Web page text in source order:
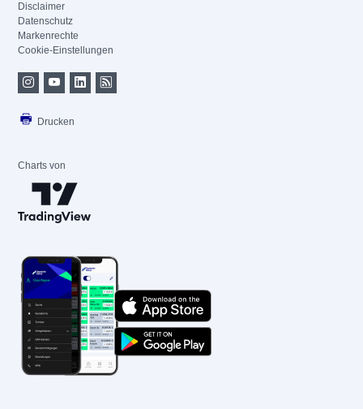
Disclaimer
Datenschutz
Markenrechte
Cookie-Einstellungen
Drucken
Charts von